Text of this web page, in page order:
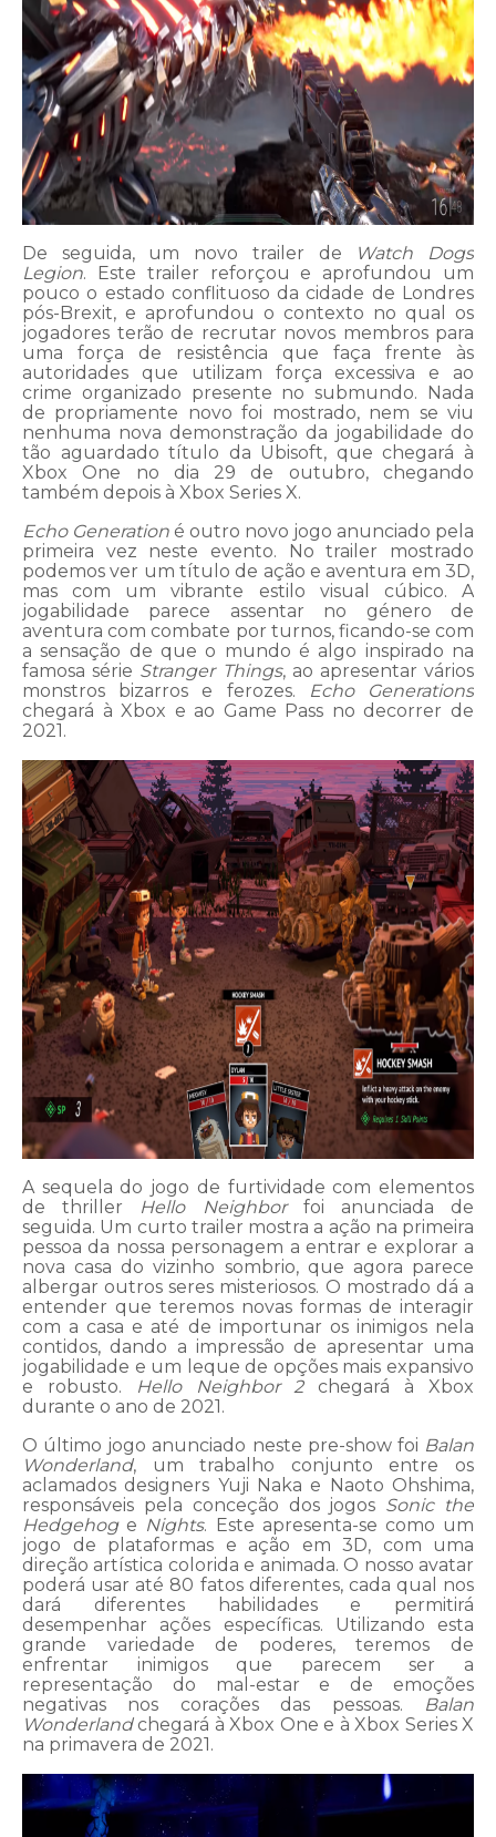
De seguida, um novo trailer de
Watch Dogs
Legion. Este trailer reforçou e aprofundou um
pouco o estado conflituoso da cidade de Londres
pós-Brexit, e aprofundou o contexto no qual os
jogadores terão de recrutar novos membros para
uma força de resistência que faça frente às
autoridades que utilizam força excessiva e ao
crime organizado presente no submundo. Nada
de propriamente novo foi mostrado, nem se viu
nenhuma nova demonstração da jogabilidade do
tão aguardado título da Ubisoft, que chegará à
Xbox One no dia 29 de outubro, chegando
também depois à Xbox Series X.
Echo Generation é outro novo jogo anunciado pela
primeira vez neste evento. No trailer mostrado
podemos ver um título de ação e aventura em 3D,
mas com um vibrante estilo visual cúbico. A
jogabilidade parece assentar no género de
aventura com combate por turnos, ficando-se com
a sensação de que o mundo é algo inspirado na
famosa série Stranger Things, ao apresentar vários
monstros bizarros e ferozes.
Echo Generations
chegará à Xbox e ao Game Pass no decorrer de
2021.
A sequela do jogo de furtividade com elementos
de thriller Hello Neighborfoi anunciada de
seguida. Um curto trailer mostra a ação na primeira
pessoa da nossa personagem a entrar e explorar a
nova casa do vizinho sombrio, que agora parece
albergar outros seres misteriosos. O mostrado dá a
entender que teremos novas formas de interagir
com a casa e até de importunar os inimigos nela
contidos, dando a impressão de apresentar uma
jogabilidade e um leque de opções mais expansivo
e robusto.
Hello Neighbor 2chegará à Xbox
durante o ano de 2021.
O último jogo anunciado neste pre-show foi Balan
Wonderland, um trabalho conjunto entre os
aclamados designers Yuji Naka e Naoto Ohshima,
responsáveis pela conceção dos jogos Sonic the
Hedgehoge Nights. Este apresenta-se como um
jogo de plataformas e ação em 3D, com uma
direção artística colorida e animada. O nosso avatar
poderá usar até 80 fatos diferentes, cada qual nos
dará diferentes habilidades e permitirá
desempenhar ações específicas. Utilizando esta
grande variedade de poderes, teremos de
enfrentar inimigos que parecem ser a
representação do mal-estar e de emoções
negativas nos corações das pessoas.
Balan
Wonderlandchegará à Xbox One e à Xbox Series X
na primavera de 2021.